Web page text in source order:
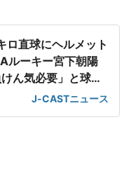
ロ直球にヘルメット
ルーキー宮下朝陽
ん気必要」と球団
J-CASTニュース